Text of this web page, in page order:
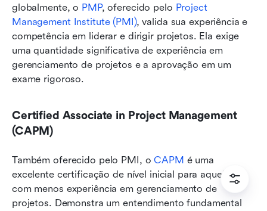
globalmente, o PMP, oferecido pelo Project
Management Institute (PMI), valida sua experiência e
competência em liderar e dirigir projetos. Ela exige
uma quantidade significativa de experiência em
gerenciamento de projetos e a aprovação em um
exame rigoroso.
Certified Associate in Project Management
(CAPM)
Também oferecido pelo PMI, o CAPM é uma
excelente certificação de nível inicial para aqueles
com menos experiência em gerenciamento de
projetos. Demonstra um entendimento fundamental